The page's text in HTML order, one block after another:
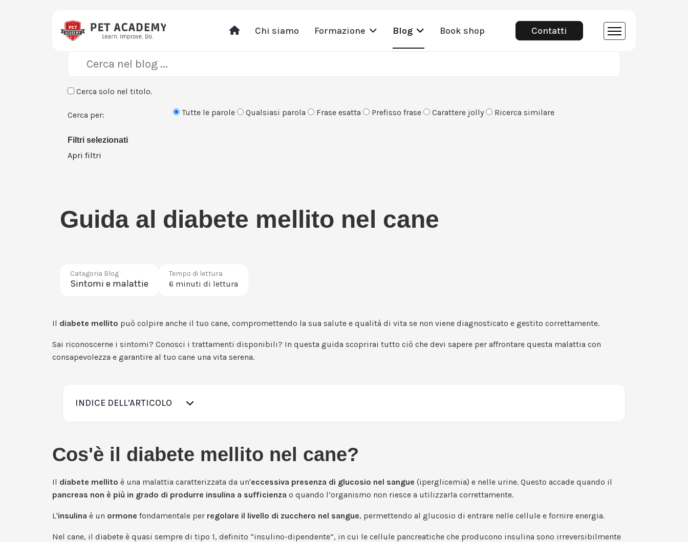
Chi siamo Formazione Blog Book shop Contatti
Cerca solo nel titolo.
Cerca per: Tutte le parole Qualsiasi parola Frase esatta Prefisso frase Carattere jolly Ricerca similare
Filtri selezionati
Apri filtri
Guida al diabete mellito nel cane
Categoria Blog
Sintomi e malattie
Tempo di lettura
6 minuti di lettura
Il diabete mellito può colpire anche il tuo cane, compromettendo la sua salute e qualità di vita se non viene diagnosticato e gestito correttamente.
Sai riconoscerne i sintomi? Conosci i trattamenti disponibili? In questa guida scoprirai tutto ciò che devi sapere per affrontare questa malattia con
consapevolezza e garantire al tuo cane una vita serena.
INDICE DELL'ARTICOLO
Cos'è il diabete mellito nel cane?
Il diabete mellito è una malattia caratterizzata da un'eccessiva presenza di glucosio nel sangue (iperglicemia) e nelle urine. Questo accade quando il
pancreas non è più in grado di produrre insulina a sufficienza o quando l’organismo non riesce a utilizzarla correttamente.
L'insulina è un ormone fondamentale per regolare il livello di zucchero nel sangue, permettendo al glucosio di entrare nelle cellule e fornire energia.
Nel cane, il diabete è quasi sempre di tipo 1, definito “insulino-dipendente”, in cui le cellule pancreatiche che producono insulina sono irreversibilmente